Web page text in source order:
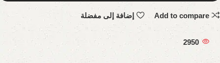
Add to compare إضافة إلى مفضلة
2950